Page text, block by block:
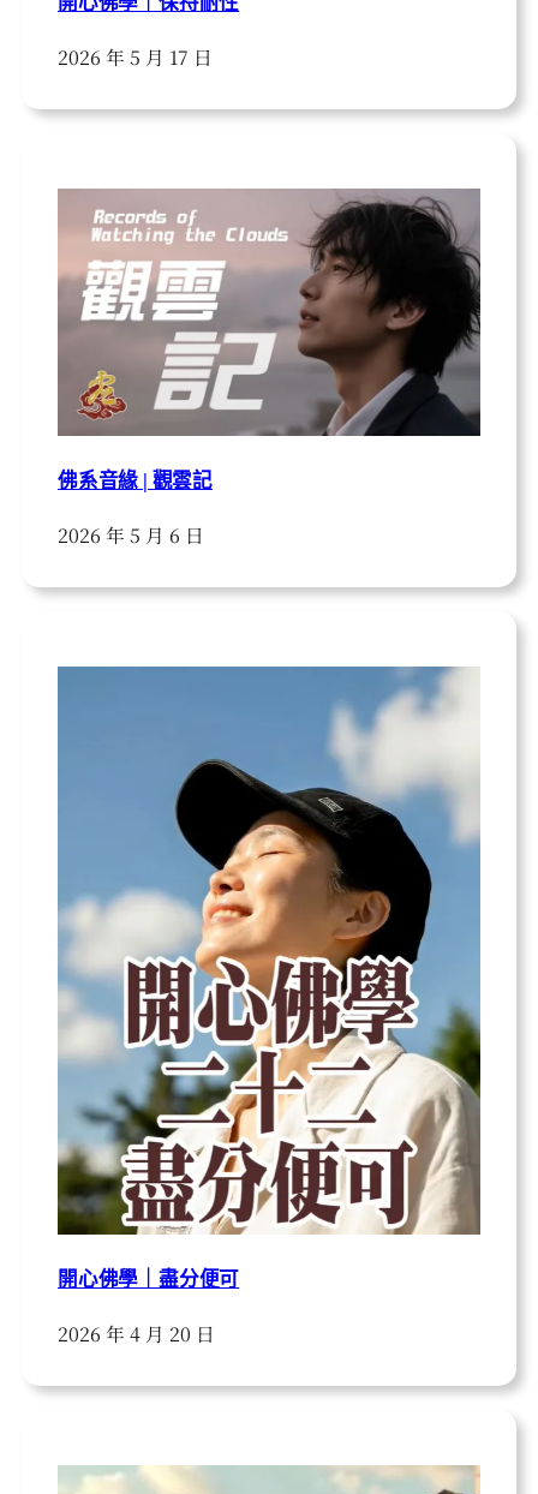
2026 年 5 月 17 日
佛系音緣 | 觀雲記
2026 年 5 月 6 日
開心佛學｜盡分便可
2026 年 4 月 20 日